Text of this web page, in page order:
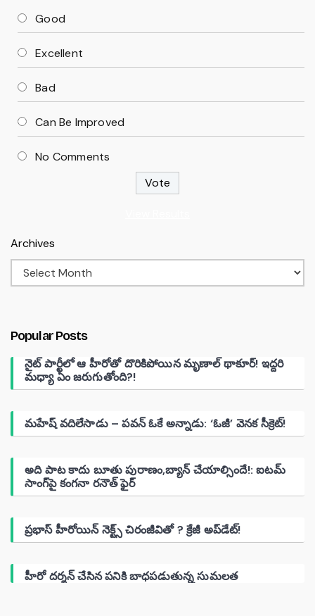
Good
Excellent
Bad
Can Be Improved
No Comments
Archives
Popular Posts
నైట్ పార్టీలో ఆ హీరోతో దొరికిపోయిన మృణాల్ థాకూర్! ఇద్దరి
మధ్యా ఏం జరుగుతోంది?!
మహేష్ వదిలేసాడు – పవన్ ఓకే అన్నాడు: ‘ఓజీ’ వెనక సీక్రెట్!
అది పాట కాదు బూతు పురాణం,బ్యాన్ చేయాల్సిందే!: ఐటమ్
సాంగ్‌పై కంగనా రనౌత్ ఫైర్
ప్రభాస్ హీరోయిన్ నెక్ట్స్ చిరంజీవితో ? క్రేజీ అప్‌డేట్!
హీరో దర్శన్ చేసిన పనికి బాధపడుతున్న సుమలత